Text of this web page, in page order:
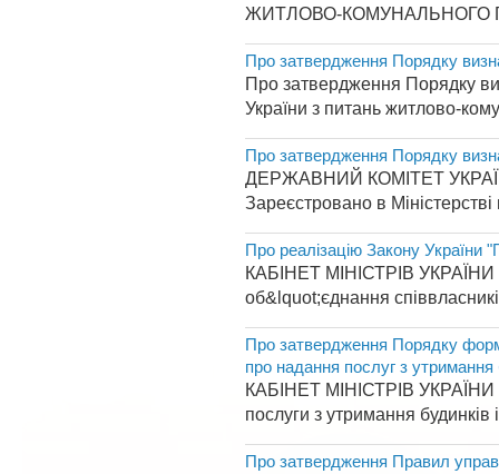
ЖИТЛОВО-КОМУНАЛЬНОГО
Про затвердження Порядку
Про затвердження Порядку
України з питань житлово-
Про затвердження Порядку
ДЕРЖАВНИЙ КОМІТЕТ
Зареєстровано в
Про реалізацію Закону України
КАБІНЕТ МІНІСТРІВ
об&lquot;єднання
Про затвердження Порядку
про надання послуг з утримання
КАБІНЕТ МІНІСТРІВ УКРАЇНИ
послуги з утримання будинків
Про затвердження Правил